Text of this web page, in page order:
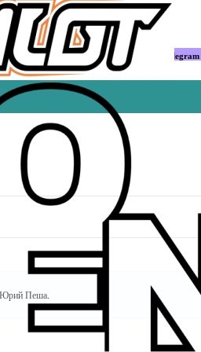
Мы в Telegram
Юрий Пеша.